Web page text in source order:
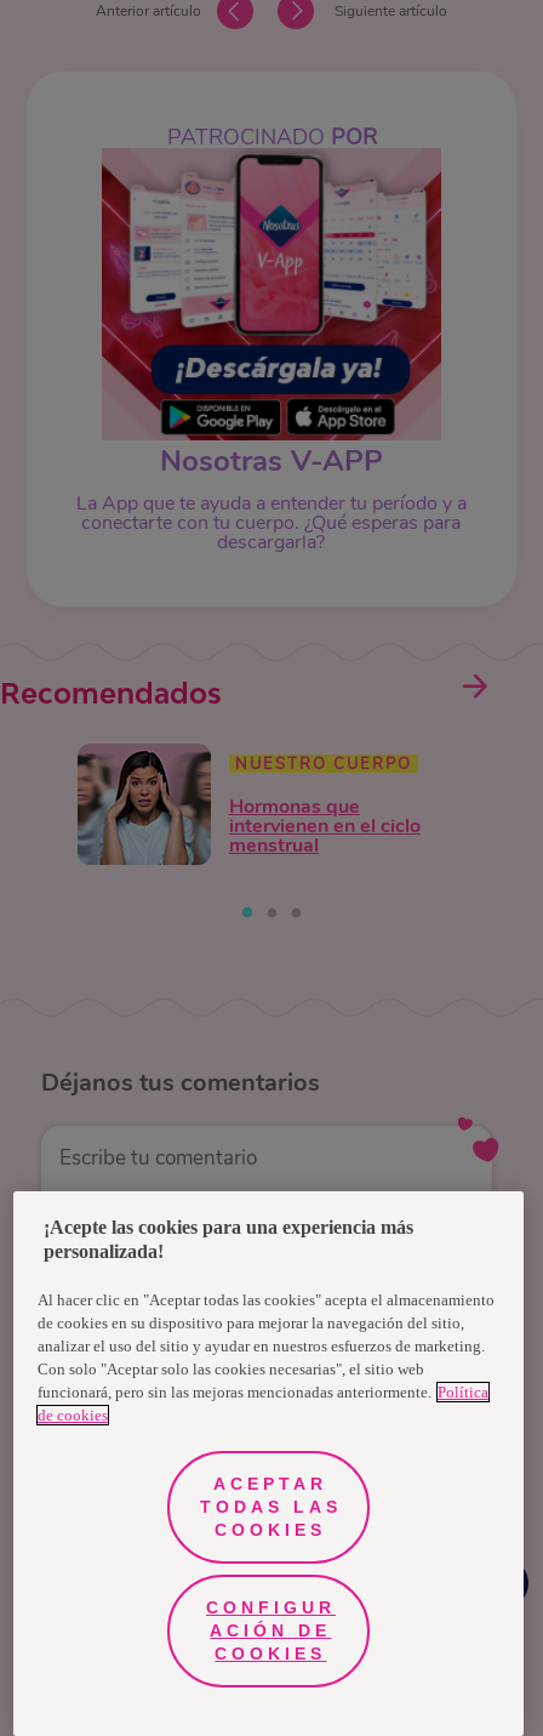
Anterior artículo Siguiente artículo
PATROCINADO POR
Nosotras V-APP
La App que te ayuda a entender tu período y a
conectarte con tu cuerpo. ¿Qué esperas para
descargarla?
Recomendados
NUESTRO CUERPO
Hormonas que
intervienen en el ciclo
menstrual
Déjanos tus comentarios
Comentar
Radelin Garcia
Muy interesante.
Denunciar
Anne Cedeno
¡Acepte las cookies para una experiencia más
personalizada!
Al hacer clic en "Aceptar todas las cookies" acepta el almacenamiento
de cookies en su dispositivo para mejorar la navegación del sitio,
analizar el uso del sitio y ayudar en nuestros esfuerzos de marketing.
Con solo "Aceptar solo las cookies necesarias", el sitio web
funcionará, pero sin las mejoras mencionadas anteriormente. Política
de cookies
ACEPTAR
TODAS LAS
COOKIES
CONFIGUR
ACIÓN DE
COOKIES